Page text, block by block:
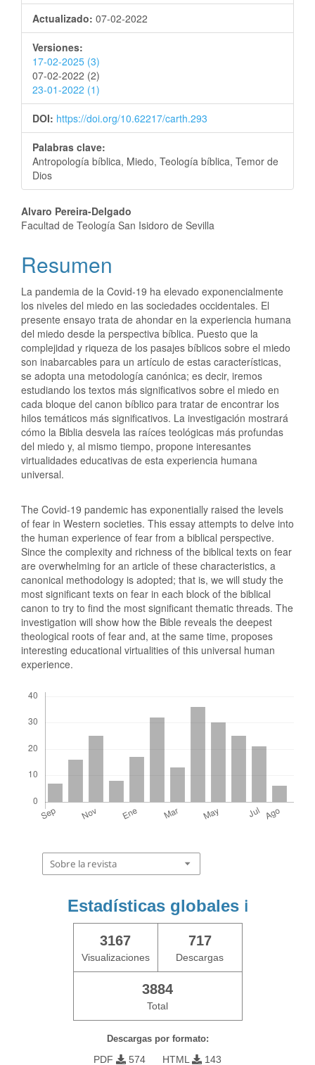
Actualizado: 07-02-2022
Versiones:
17-02-2025 (3)
07-02-2022 (2)
23-01-2022 (1)
DOI: https://doi.org/10.62217/carth.293
Palabras clave:
Antropología bíblica, Miedo, Teología bíblica, Temor de
Dios
Alvaro Pereira-Delgado
Facultad de Teología San Isidoro de Sevilla
Resumen
La pandemia de la Covid-19 ha elevado exponencialmente
los niveles del miedo en las sociedades occidentales. El
presente ensayo trata de ahondar en la experiencia humana
del miedo desde la perspectiva bíblica. Puesto que la
complejidad y riqueza de los pasajes bíblicos sobre el miedo
son inabarcables para un artículo de estas características,
se adopta una metodología canónica; es decir, iremos
estudiando los textos más significativos sobre el miedo en
cada bloque del canon bíblico para tratar de encontrar los
hilos temáticos más significativos. La investigación mostrará
cómo la Biblia desvela las raíces teológicas más profundas
del miedo y, al mismo tiempo, propone interesantes
virtualidades educativas de esta experiencia humana
universal.
The Covid-19 pandemic has exponentially raised the levels
of fear in Western societies. This essay attempts to delve into
the human experience of fear from a biblical perspective.
Since the complexity and richness of the biblical texts on fear
are overwhelming for an article of these characteristics, a
canonical methodology is adopted; that is, we will study the
most significant texts on fear in each block of the biblical
canon to try to find the most significant thematic threads. The
investigation will show how the Bible reveals the deepest
theological roots of fear and, at the same time, proposes
interesting educational virtualities of this universal human
experience.
Sobre la revista
Estadísticas globales ℹ️
3167
Visualizaciones
717
Descargas
3884
Total
Descargas por formato:
PDF 574 HTML 143